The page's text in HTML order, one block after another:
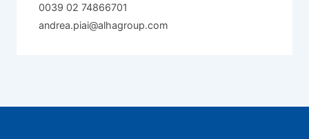
0039 02 74866701
andrea.piai@alhagroup.com